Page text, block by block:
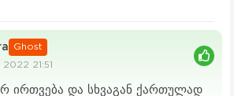
Ghost
21:51
ირთვება და სხვაგან ქართულად